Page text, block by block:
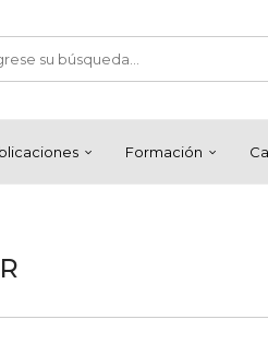
Formación